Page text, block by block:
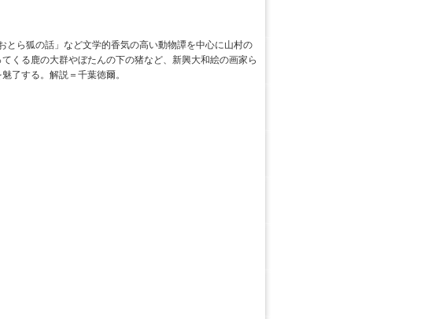
とら狐の話」など文学的香気の高い動物譚を中心に山村の
くる鹿の大群やぼたんの下の猪など、新興大和絵の画家ら
了する。解説＝千葉徳爾。